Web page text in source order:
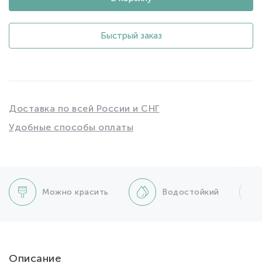
Быстрый заказ
Доставка по всей России и СНГ
Удобные способы оплаты
Можно красить Водостойкий
Описание